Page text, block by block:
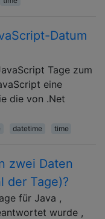
Datum
Tage zum
eine
die von .Net
datetime time
zwei Daten
der Tage)?
für Java ,
wurde ,